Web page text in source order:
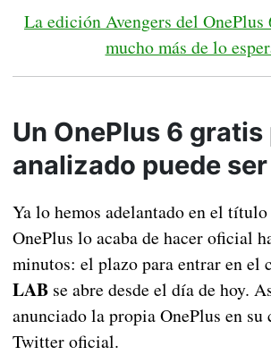
La edición Avengers del
mucho más de lo
Un OnePlus 6 gratis
analizado puede
Ya lo hemos adelantado en el
OnePlus lo acaba de hacer oficial
minutos: el plazo para entrar en el
LABse abre desde el día de hoy.
anunciado la propia OnePlus en su
Twitter oficial.